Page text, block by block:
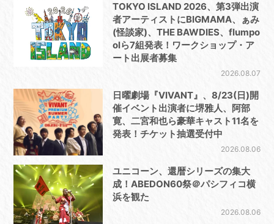
TOKYO ISLAND 2026、第3弾出演
者アーティストにBIGMAMA、ぁみ
(怪談家)、THE BAWDIES、flumpo
olら7組発表！ワークショップ・ア
ート出展者募集
2026.08.07
日曜劇場『VIVANT』、8/23(日)開
催イベント出演者に堺雅人、阿部
寛、二宮和也ら豪華キャスト11名を
発表！チケット抽選受付中
2026.08.06
ユニコーン、還暦シリーズの集大
成！ABEDON60祭＠パシフィコ横
浜を観た
2026.08.06